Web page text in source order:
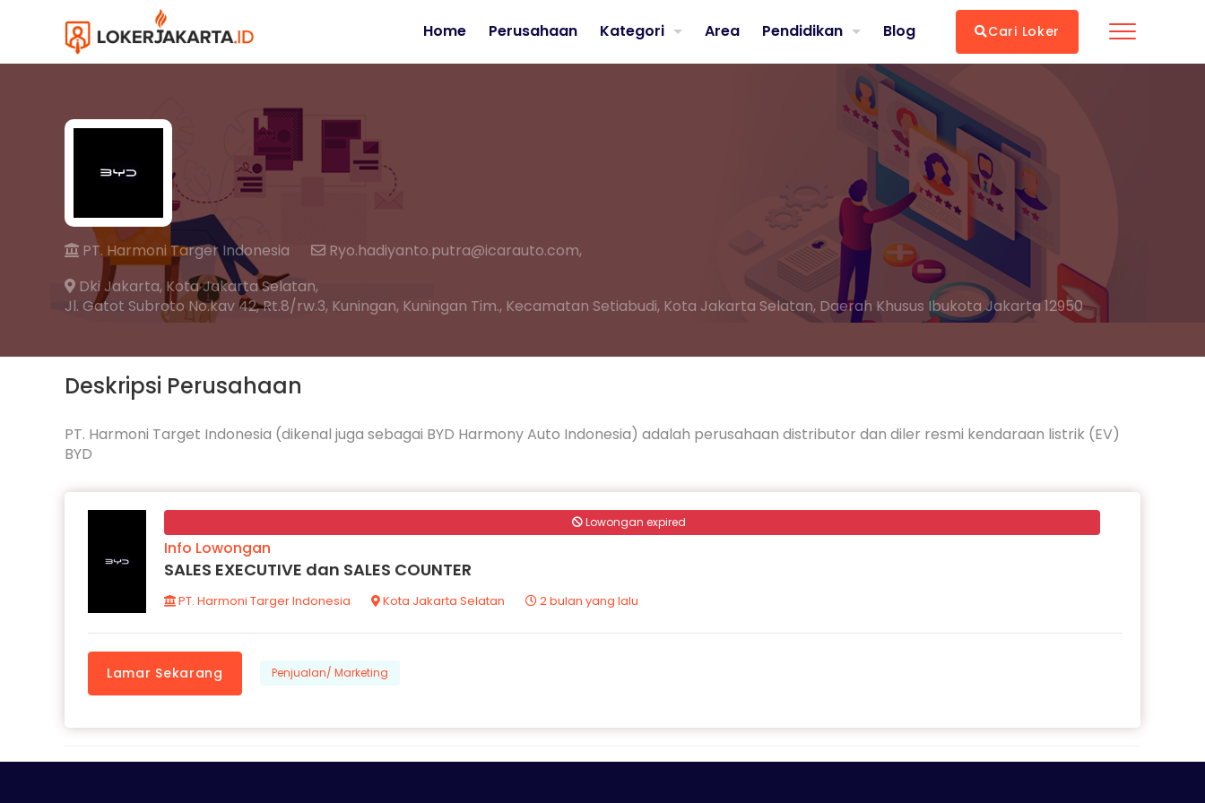
PT. Harmoni Targer Indonesia
Ryo.hadiyanto.putra@icarauto.com,
Dki Jakarta, Kota Jakarta Selatan,
Jl. Gatot Subroto No.kav 42, Rt.8/rw.3, Kuningan, Kuningan Tim., Kecamatan Setiabudi, Kota Jakarta Selatan, Daerah Khusus Ibukota Jakarta 12950
Home Perusahaan Kategori Area Pendidikan Blog Cari Loker
Deskripsi Perusahaan
PT. Harmoni Target Indonesia (dikenal juga sebagai BYD Harmony Auto Indonesia) adalah perusahaan distributor dan diler resmi kendaraan listrik (EV)
BYD
Lowongan expired
Info Lowongan
SALES EXECUTIVE dan SALES COUNTER
PT. Harmoni Targer Indonesia Kota Jakarta Selatan 2 bulan yang lalu
Lamar Sekarang Penjualan/ Marketing